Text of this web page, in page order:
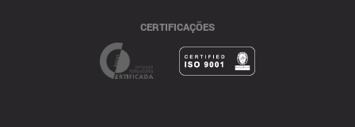
CERTIFICAÇÕES